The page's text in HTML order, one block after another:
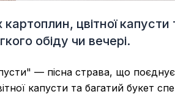
цвітної капусти
обіду чи вечері.
— пісна страва, що поєднує
капусти та багатий букет